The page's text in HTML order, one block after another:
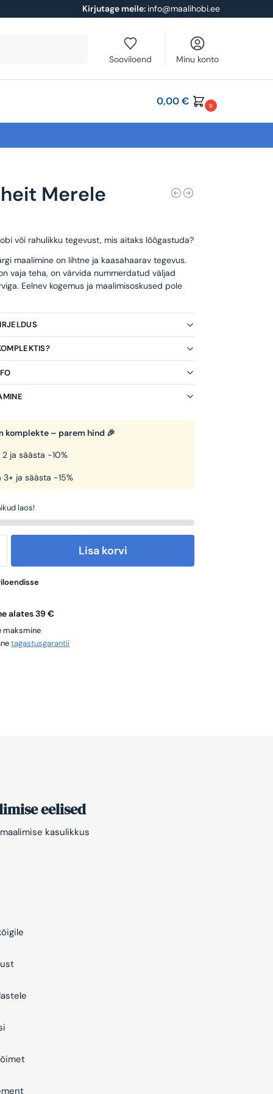
Kirjutage meile: info@maalihobi.ee
Sooviloend Minu konto
0,00€ 0
Merele
või rahulikku tegevust, mis aitaks lõõgastuda?
maalimine on lihtne ja kaasahaarav tegevus.
vaja teha, on värvida nummerdatud väljad
Eelnev kogemus ja maalimisoskused pole
komplekte – parem hind 🎉
2 ja säästa -10%
3+ ja säästa -15%
laos!
Lisa korvi
alates 39 €
maksmine
tagastusgarantii
eelised
kasulikkus